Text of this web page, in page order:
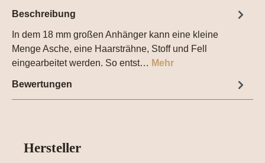
Beschreibung
In dem 18 mm großen Anhänger kann eine kleine
Menge Asche, eine Haarsträhne, Stoff und Fell
eingearbeitet werden. So entst… Mehr
Bewertungen
Hersteller